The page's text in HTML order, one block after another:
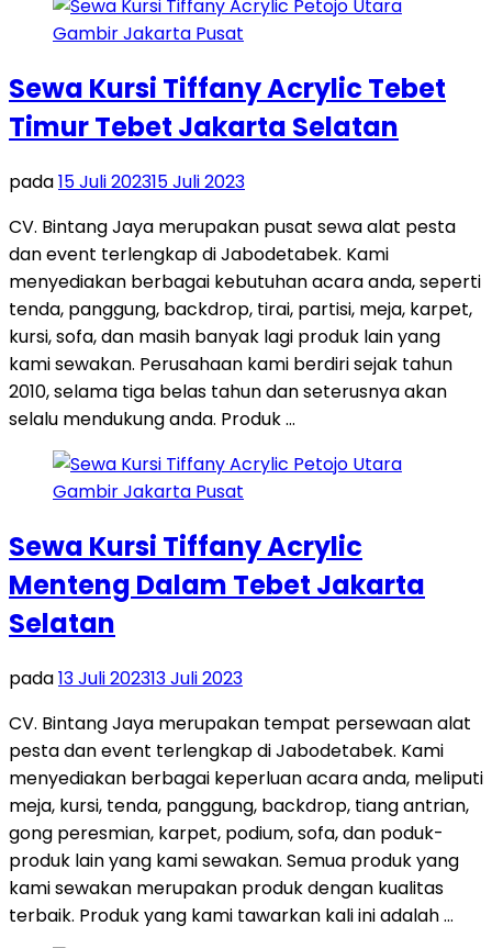
Sewa Kursi Tiffany Acrylic Tebet
Timur Tebet Jakarta Selatan
pada15 Juli 202315 Juli 2023
CV. Bintang Jaya merupakan pusat sewa alat pesta
dan event terlengkap di Jabodetabek. Kami
menyediakan berbagai kebutuhan acara anda, seperti
tenda, panggung, backdrop, tirai, partisi, meja, karpet,
kursi, sofa, dan masih banyak lagi produk lain yang
kami sewakan. Perusahaan kami berdiri sejak tahun
2010, selama tiga belas tahun dan seterusnya akan
selalu mendukung anda. Produk …
Sewa Kursi Tiffany Acrylic
Menteng Dalam Tebet Jakarta
Selatan
pada13 Juli 202313 Juli 2023
CV. Bintang Jaya merupakan tempat persewaan alat
pesta dan event terlengkap di Jabodetabek. Kami
menyediakan berbagai keperluan acara anda, meliputi
meja, kursi, tenda, panggung, backdrop, tiang antrian,
gong peresmian, karpet, podium, sofa, dan poduk-
produk lain yang kami sewakan. Semua produk yang
kami sewakan merupakan produk dengan kualitas
terbaik. Produk yang kami tawarkan kali ini adalah …